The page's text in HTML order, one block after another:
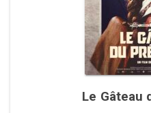
Le Gâteau